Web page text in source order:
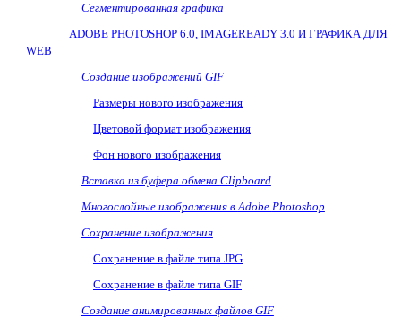
Сегментированная графика
ADOBE PHOTOSHOP 6.0, IMAGEREADY 3.0И ГРАФИКА ДЛЯ
WEB
Создание изображений GIF
Размеры нового изображения
Цветовой формат изображения
Фон нового изображения
Вставка из буфера обмена Clipboard
Многослойные изображения вAdobe Photoshop
Сохранение изображения
Сохранение в файле типа JPG
Сохранение в файле типа GIF
Создание анимированных файлов GIF